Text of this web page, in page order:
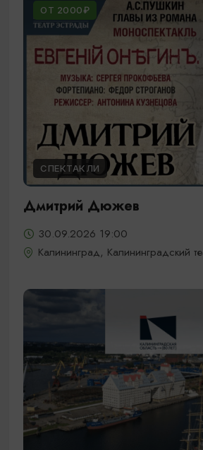
ОТ 2000₽
СПЕКТАКЛИ
Дмитрий Дюжев
30.09.2026 19:00
Калининград, Калининградский